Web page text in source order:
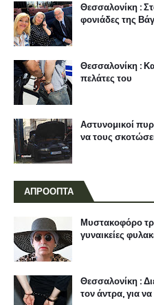
Θεσσαλονίκη :
φονιάδες της
Θεσσαλονίκη :
πελάτες του
Αστυνομικοί
να τους
ΑΠΡΟΟΠΤΑ
Μυστακοφόρο
γυναικείες
Θεσσαλονίκη :
τον άντρα, για